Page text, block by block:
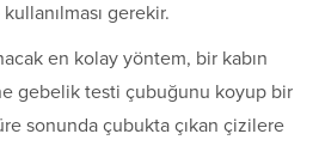
gerekir.
en kolay yöntem, bir kabın
gebelik testi çubuğunu koyup bir
sonunda çubukta çıkan çizilere